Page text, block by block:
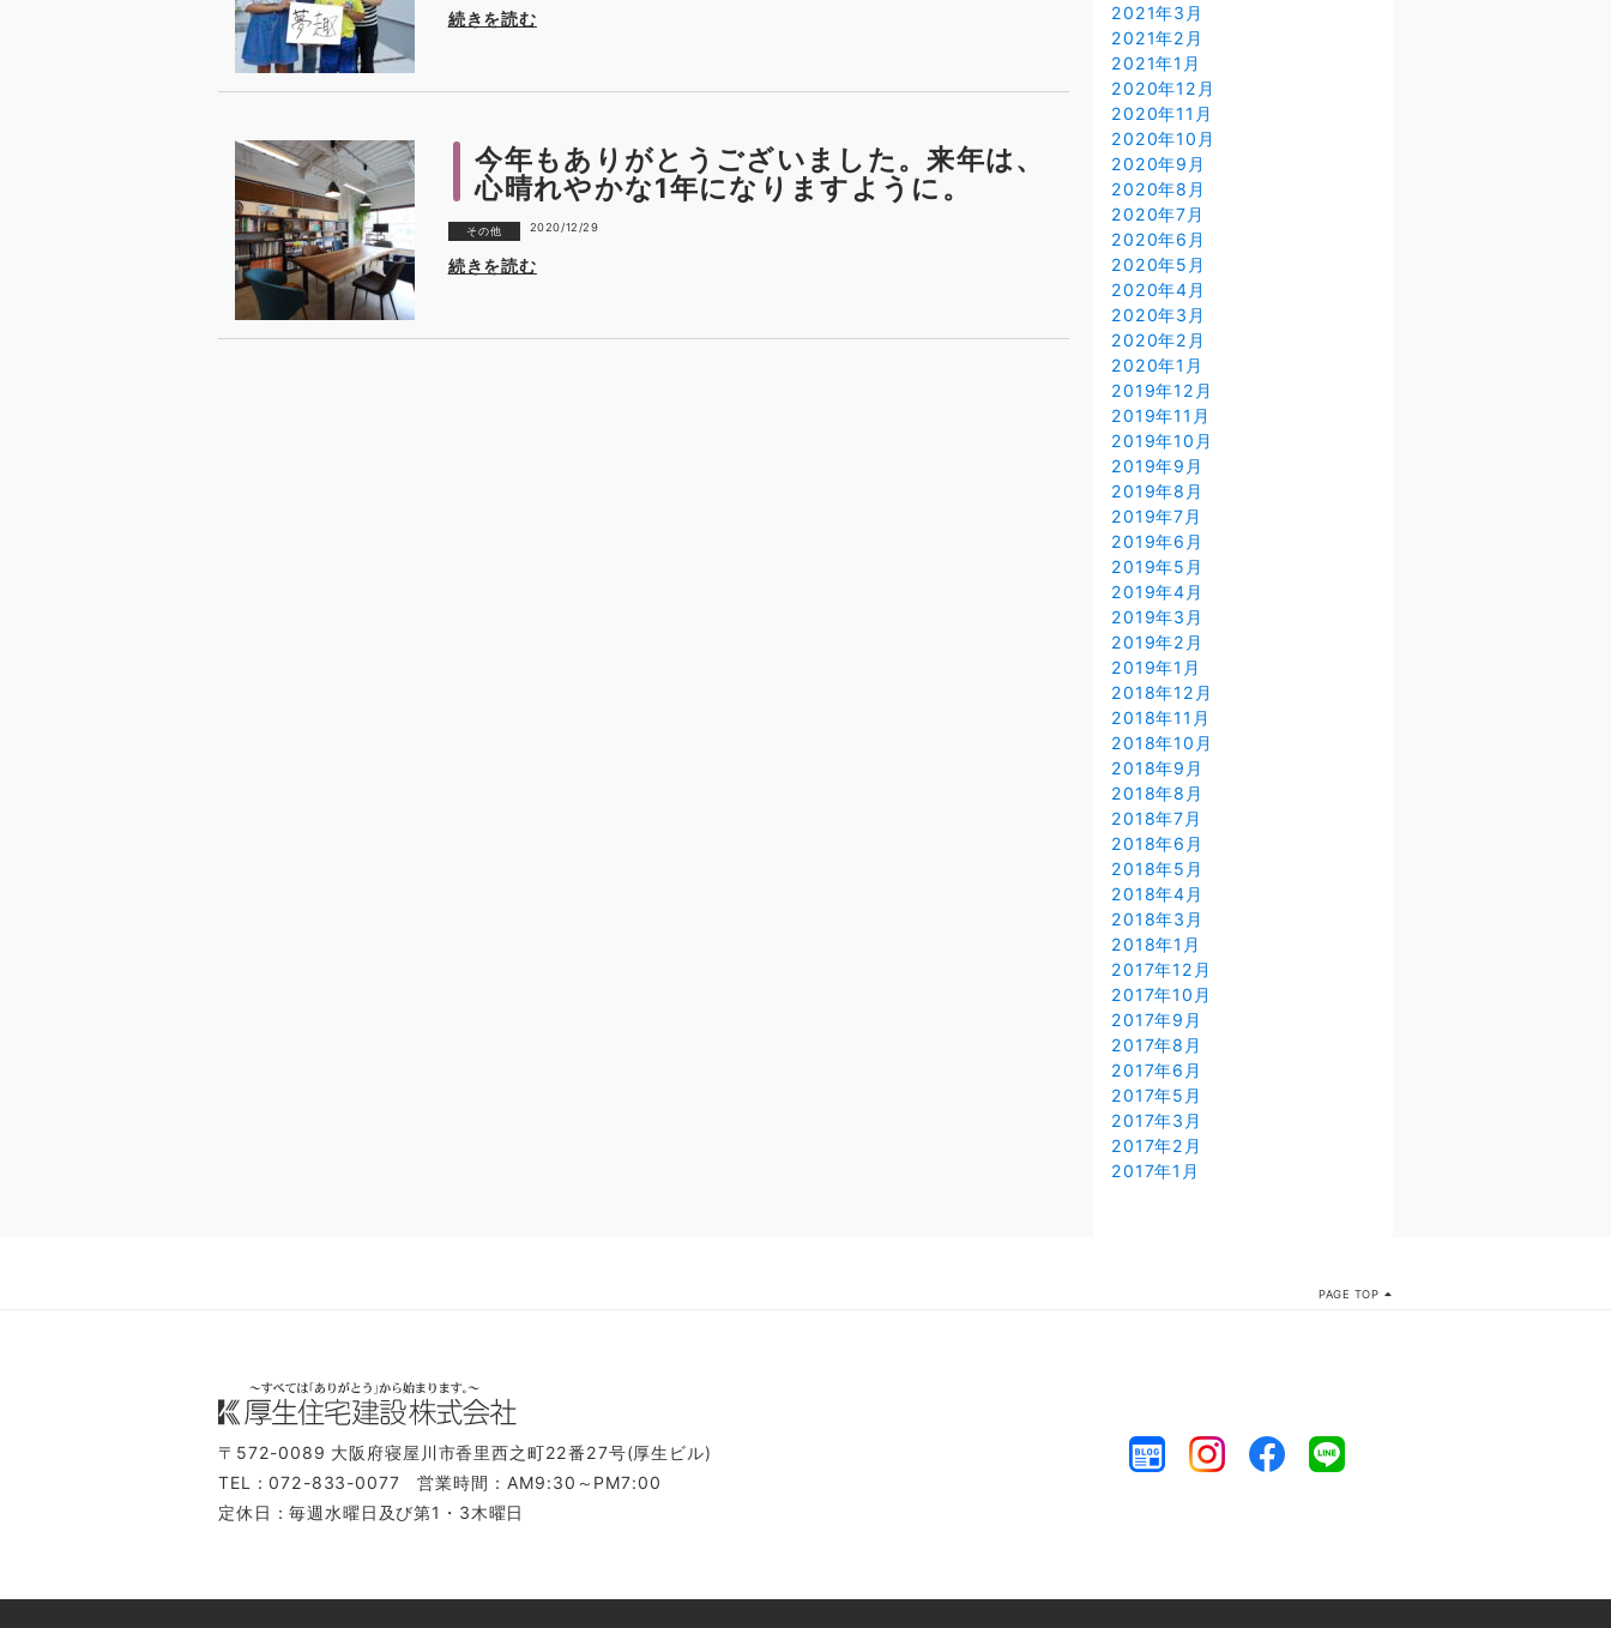
続きを読む
今年もありがとうございました。来年は、
心晴れやかな1年になりますように。
その他 2020/12/29
続きを読む
2021年3月
2021年2月
2021年1月
2020年12月
2020年11月
2020年10月
2020年9月
2020年8月
2020年7月
2020年6月
2020年5月
2020年4月
2020年3月
2020年2月
2020年1月
2019年12月
2019年11月
2019年10月
2019年9月
2019年8月
2019年7月
2019年6月
2019年5月
2019年4月
2019年3月
2019年2月
2019年1月
2018年12月
2018年11月
2018年10月
2018年9月
2018年8月
2018年7月
2018年6月
2018年5月
2018年4月
2018年3月
2018年1月
2017年12月
2017年10月
2017年9月
2017年8月
2017年6月
2017年5月
2017年3月
2017年2月
2017年1月
PAGE TOP
〒572-0089 大阪府寝屋川市香里西之町22番27号(厚生ビル)
TEL：072-833-0077
営業時間：AM9:30～PM7:00
定休日：毎週水曜日及び第1・3木曜日